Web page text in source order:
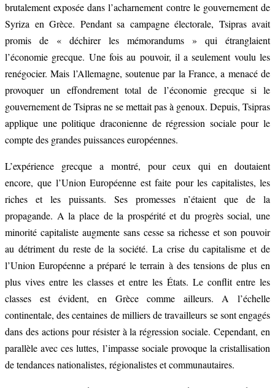
brutalement exposée dans l’acharnement contre le gouvernement de
Syriza en Grèce. Pendant sa campagne électorale, Tsipras avait
promis de « déchirer les mémorandums » qui étranglaient
l’économie grecque. Une fois au pouvoir, il a seulement voulu les
renégocier. Mais l’Allemagne, soutenue par la France, a menacé de
provoquer un effondrement total de l’économie grecque si le
gouvernement de Tsipras ne se mettait pas à genoux. Depuis, Tsipras
applique une politique draconienne de régression sociale pour le
compte des grandes puissances européennes.
L’expérience grecque a montré, pour ceux qui en doutaient
encore, que l’Union Européenne est faite pour les capitalistes, les
riches et les puissants. Ses promesses n’étaient que de la
propagande. A la place de la prospérité et du progrès social, une
minorité capitaliste augmente sans cesse sa richesse et son pouvoir
au détriment du reste de la société. La crise du capitalisme et de
l’Union Européenne a préparé le terrain à des tensions de plus en
plus vives entre les classes et entre les États. Le conflit entre les
classes est évident, en Grèce comme ailleurs. A l’échelle
continentale, des centaines de milliers de travailleurs se sont engagés
dans des actions pour résister à la régression sociale. Cependant, en
parallèle avec ces luttes, l’impasse sociale provoque la cristallisation
de tendances nationalistes, régionalistes et communautaires.